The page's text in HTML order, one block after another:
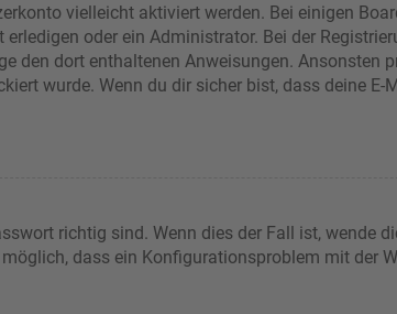
vielleicht aktiviert werden. Bei einigen
oder ein Administrator. Bei der
den dort enthaltenen Anweisungen. Ansonsten
wurde. Wenn du dir sicher bist, dass deine E-
richtig sind. Wenn dies der Fall ist, wende
dass ein Konfigurationsproblem mit der